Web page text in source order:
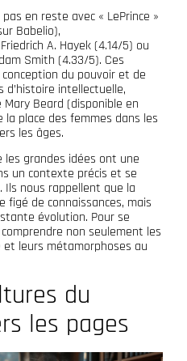
en reste avec « LePrince »
Babelio),
A. Hayek (4.14/5) ou
Smith (4.33/5). Ces
du pouvoir et de
d’histoire intellectuelle,
Beard (disponible en
la place des femmes dans les
les âges.
grandes idées ont une
un contexte précis et se
nous rappellent que la
figé de connaissances, mais
évolution. Pour se
non seulement les
et leurs métamorphoses au
du
les pages